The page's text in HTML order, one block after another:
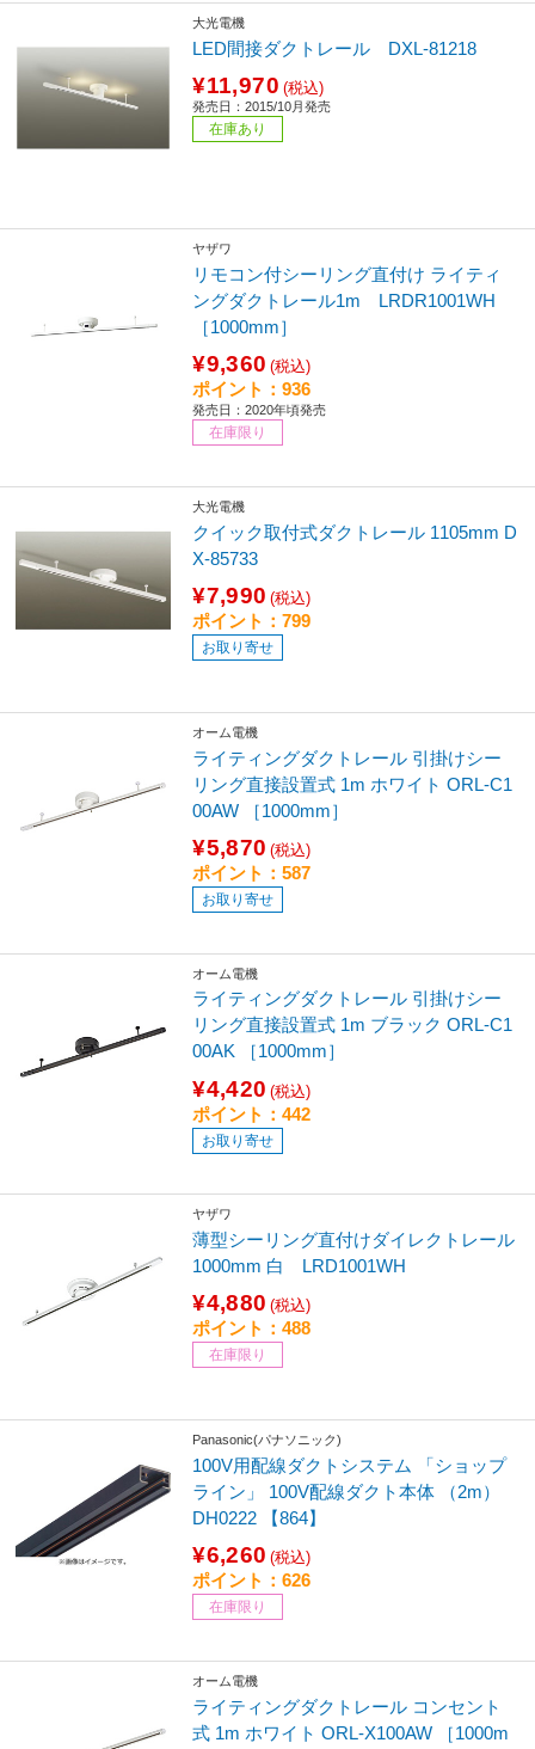
大光電機
LED間接ダクトレール DXL-81218
¥11,970 (税込)
発売日：2015/10月発売
在庫あり
ヤザワ
リモコン付シーリング直付け ライティ
ングダクトレール1m LRDR1001WH
［1000mm］
¥9,360 (税込)
ポイント：936
発売日：2020年頃発売
在庫限り
大光電機
クイック取付式ダクトレール 1105mm D
X-85733
¥7,990 (税込)
ポイント：799
お取り寄せ
オーム電機
ライティングダクトレール 引掛けシー
リング直接設置式 1m ホワイト ORL-C1
00AW ［1000mm］
¥5,870 (税込)
ポイント：587
お取り寄せ
オーム電機
ライティングダクトレール 引掛けシー
リング直接設置式 1m ブラック ORL-C1
00AK ［1000mm］
¥4,420 (税込)
ポイント：442
お取り寄せ
ヤザワ
薄型シーリング直付けダイレクトレール
1000mm 白 LRD1001WH
¥4,880 (税込)
ポイント：488
在庫限り
Panasonic(パナソニック)
100V用配線ダクトシステム 「ショップ
ライン」 100V配線ダクト本体 （2m）
DH0222 【864】
¥6,260 (税込)
ポイント：626
在庫限り
オーム電機
ライティングダクトレール コンセント
式 1m ホワイト ORL-X100AW ［1000m